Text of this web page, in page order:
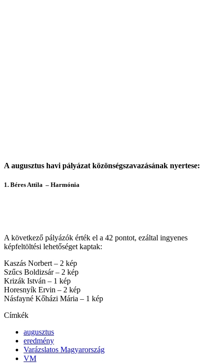
A augusztus havi pályázat közönségszavazásának nyertese:
1. Béres Attila – Harmónia
A következő pályázók érték el a 42 pontot, ezáltal ingyenes
képfeltöltési lehetőséget kaptak:
Kaszás Norbert – 2 kép
Szűcs Boldizsár – 2 kép
Krizák István – 1 kép
Horesnyík Ervin – 2 kép
Násfayné Kőházi Mária – 1 kép
Címkék
augusztus
eredmény
Varázslatos Magyarország
VM